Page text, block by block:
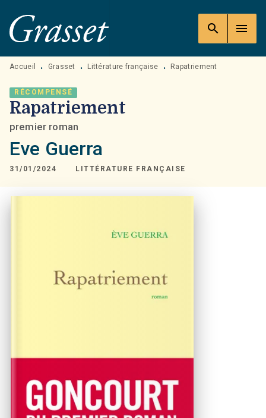
MENU RECHERCHE
PIED DE PAGE
search menu
Accueil • Grasset • Littérature française • Rapatriement
RÉCOMPENSÉ
Rapatriement
premier roman
Eve Guerra
31/01/2024 LITTÉRATURE FRANÇAISE